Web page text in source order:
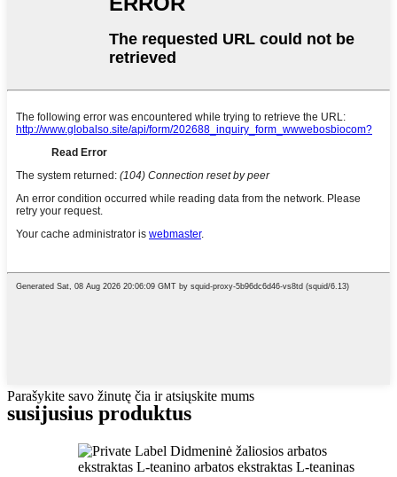
Parašykite savo žinutę čia ir atsiųskite mums
susijusius produktus